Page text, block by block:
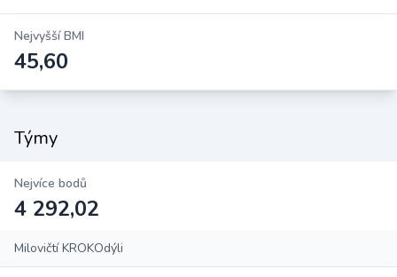
Nejvyšší BMI
45,60
Týmy
Nejvíce bodů
4 292,02
Milovičtí KROKOdýli